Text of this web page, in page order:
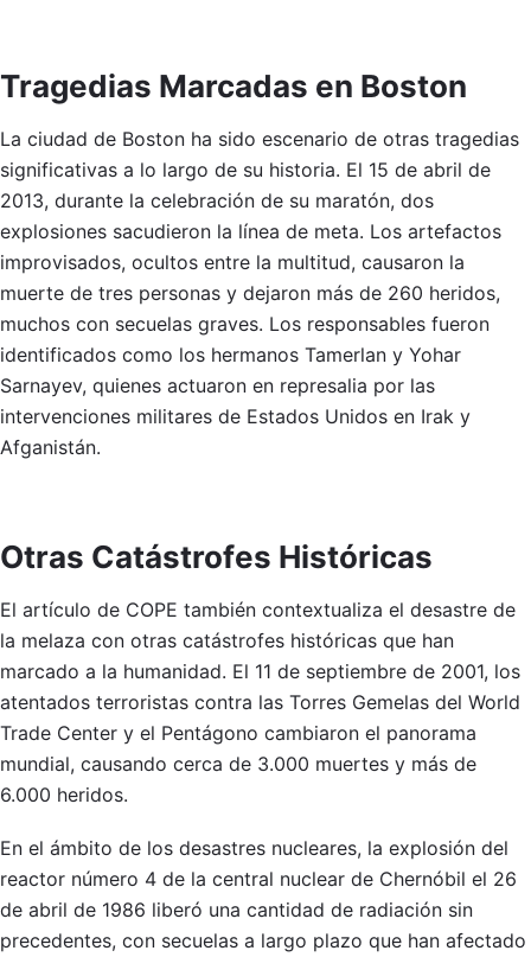
Tragedias Marcadas en Boston
La ciudad de Boston ha sido escenario de otras tragedias
significativas a lo largo de su historia. El 15 de abril de
2013, durante la celebración de su maratón, dos
explosiones sacudieron la línea de meta. Los artefactos
improvisados, ocultos entre la multitud, causaron la
muerte de tres personas y dejaron más de 260 heridos,
muchos con secuelas graves. Los responsables fueron
identificados como los hermanos Tamerlan y Yohar
Sarnayev, quienes actuaron en represalia por las
intervenciones militares de Estados Unidos en Irak y
Afganistán.
Otras Catástrofes Históricas
El artículo de COPE también contextualiza el desastre de
la melaza con otras catástrofes históricas que han
marcado a la humanidad. El 11 de septiembre de 2001, los
atentados terroristas contra las Torres Gemelas del World
Trade Center y el Pentágono cambiaron el panorama
mundial, causando cerca de 3.000 muertes y más de
6.000 heridos.
En el ámbito de los desastres nucleares, la explosión del
reactor número 4 de la central nuclear de Chernóbil el 26
de abril de 1986 liberó una cantidad de radiación sin
precedentes, con secuelas a largo plazo que han afectado